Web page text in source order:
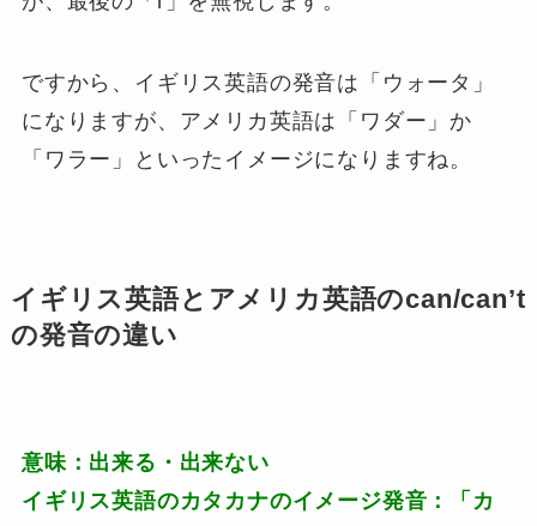
ですから、イギリス英語の発音は「ウォータ」
になりますが、アメリカ英語は「ワダー」か
「ワラー」といったイメージになりますね。
イギリス英語とアメリカ英語のcan/can’t
の発音の違い
意味：出来る・出来ない
イギリス英語のカタカナのイメージ発音：「カ